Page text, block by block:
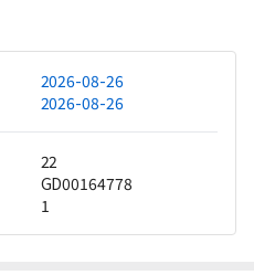
2026-08-26
2026-08-26
22
GD00164778
1